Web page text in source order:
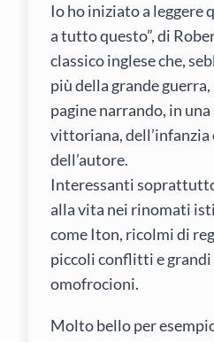
Io ho iniziato a leggere
a tutto questo”, di
classico inglese che,
più della grande
pagine narrando, in
vittoriana, dell’infanzia
dell’autore.
Interessanti
alla vita nei rinomati
come Iton, ricolmi di
piccoli conflitti e
omofrocioni.
Molto bello per